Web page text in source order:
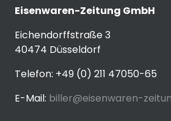
Eisenwaren-Zeitung GmbH
Eichendorffstraße 3
40474 Düsseldorf
Telefon: +49 (0) 211 47050-65
E-Mail: biller@eisenwaren-